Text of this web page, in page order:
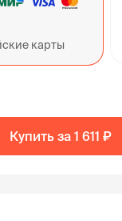
карты
Купить за 1 611 ₽